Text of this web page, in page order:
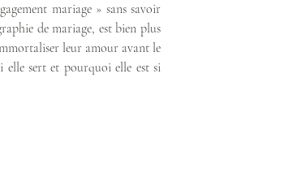
mariage » sans savoir
de mariage, est bien plus
leur amour avant le
elle sert et pourquoi elle est si